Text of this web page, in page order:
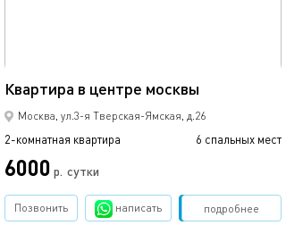
Квартира в центре москвы
Москва, ул.3-я Тверская-Ямская, д.26
2-комнатная квартира 6 спальных мест
6000 р. сутки
подробнее
Позвонить написать Забронировать